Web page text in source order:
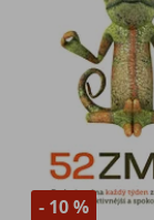
- 10 %